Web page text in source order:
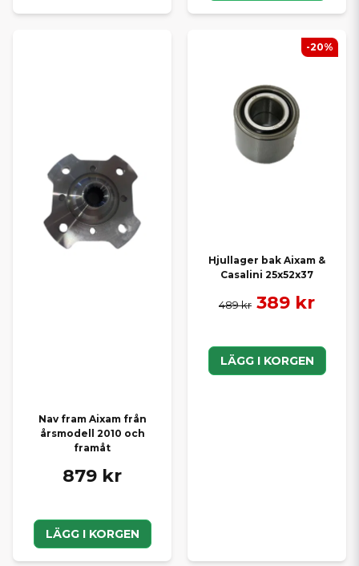
Nav fram Aixam från
årsmodell 2010 och
framåt
879 kr
LÄGG I KORGEN
Hjullager bak Aixam &
Casalini 25x52x37
489 kr 389 kr
LÄGG I KORGEN
-20%